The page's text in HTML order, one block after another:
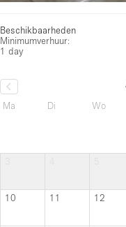
Beschikbaarheden
Minimumverhuur:
1 day
Ma
Di Wo
10 11 12